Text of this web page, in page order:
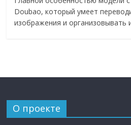
Doubao, который умеет
изображения и организовывать
О проекте